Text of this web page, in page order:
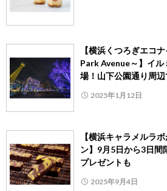
【横浜くつろぎエコ
Park Avenue～】イ
場！山下公園通り周辺
2025年1月12日
【横浜キャラメルラ
ン】9月5日から3日間
プレゼントも
2025年9月4日